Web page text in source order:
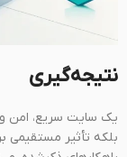
نتیجه‌گیری
یک سایت سریع، امن و
بلکه تأثیر مستقیمی